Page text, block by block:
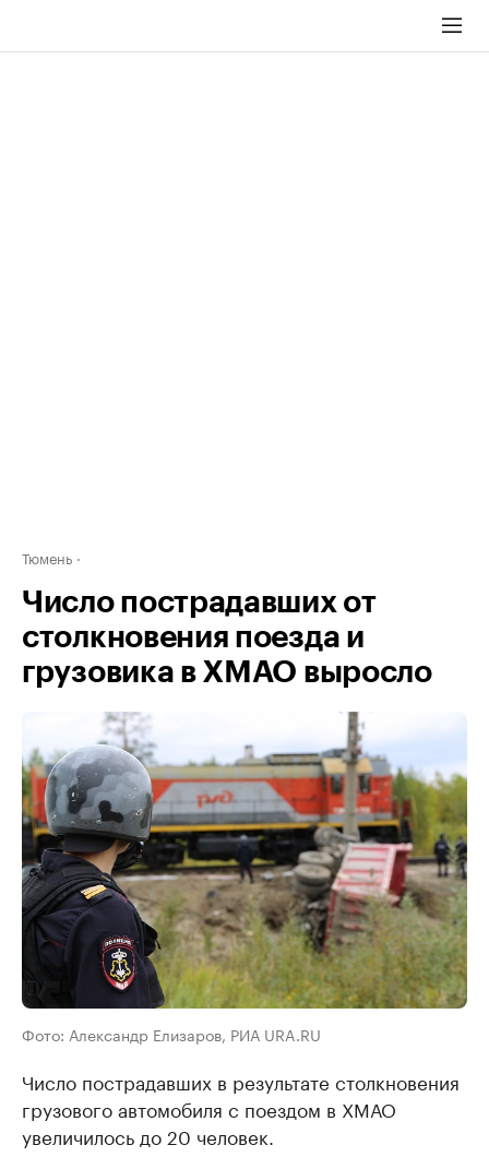
Тюмень
Число пострадавших от
столкновения поезда и
грузовика в ХМАО выросло
Фото: Александр Елизаров, РИА URA.RU
Число пострадавших в результате столкновения
грузового автомобиля с поездом в ХМАО
увеличилось до 20 человек.